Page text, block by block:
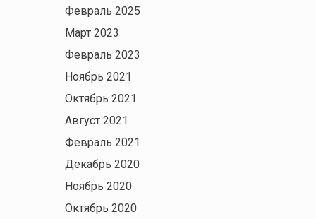
Февраль 2025
Март 2023
Февраль 2023
Ноябрь 2021
Октябрь 2021
Август 2021
Февраль 2021
Декабрь 2020
Ноябрь 2020
Октябрь 2020